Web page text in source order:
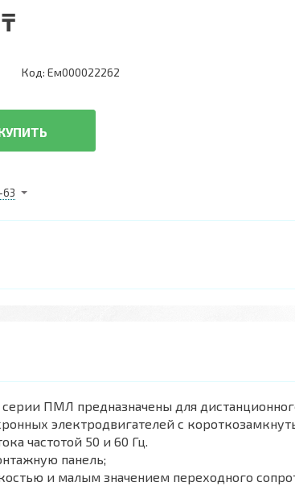
Код: Ем000022262
63
ПМЛ предназначены для
электродвигателей с
частотой 50 и 60 Гц.
панель;
и малым значением переходного